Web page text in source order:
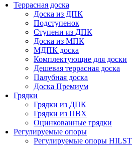
Террасная доска
Доска из ДПК
Подступенок
Ступени из ДПК
Доска из МПК
МДПК доска
Комплектующие для доски
Дешевая террасная доска
Палубная доска
Доска Премиум
Грядки
Грядки из ДПК
Грядки из ПВХ
Оцинкованные грядки
Регулируемые опоры
Регулируемые опоры HILST